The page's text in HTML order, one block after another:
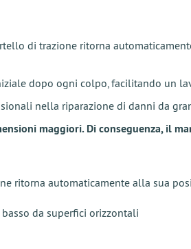
di trazione ritorna
dopo ogni colpo, facilitando un
nella riparazione di danni da
maggiori. Di conseguenza, il
ritorna automaticamente alla sua
da superfici orizzontali